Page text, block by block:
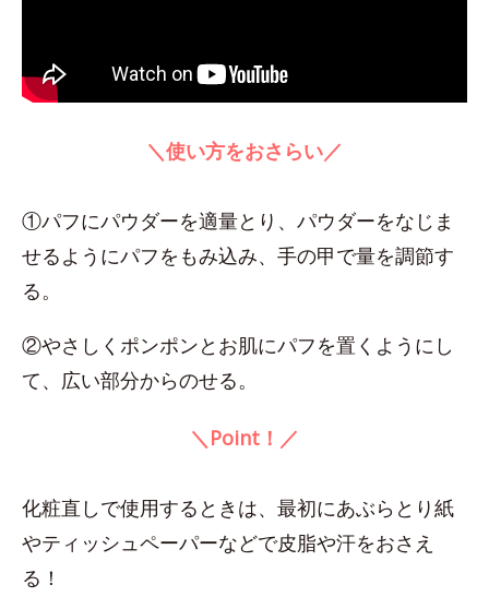
＼使い方をおさらい／
①パフにパウダーを適量とり、パウダーをなじま
せるようにパフをもみ込み、手の甲で量を調節す
る。
②やさしくポンポンとお肌にパフを置くようにし
て、広い部分からのせる。
＼Point！／
化粧直しで使用するときは、最初にあぶらとり紙
やティッシュペーパーなどで皮脂や汗をおさえ
る！